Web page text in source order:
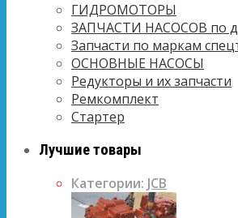
ГИДРОМОТОРЫ
ЗАПЧАСТИ НАСОСОВ по
Запчасти по маркам
ОСНОВНЫЕ НАСОСЫ
Редукторы и их запчасти
Ремкомплект
Стартер
Лучшие товары
Категории: JCB